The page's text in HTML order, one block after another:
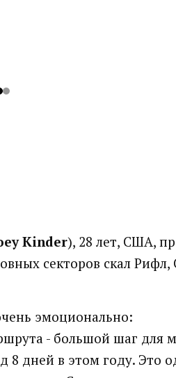
Kinder), 28 лет, США,
секторов скал
эмоционально:
- большой шаг для
8 дней в этом году. Это